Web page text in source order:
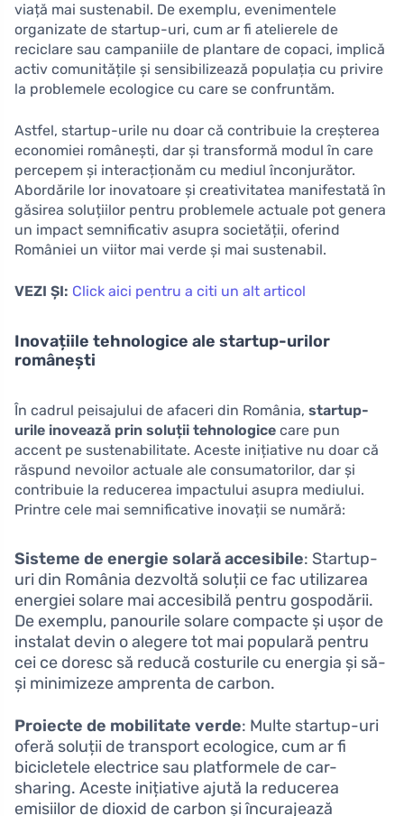
viață mai sustenabil. De exemplu, evenimentele
organizate de startup-uri, cum ar fi atelierele de
reciclare sau campaniile de plantare de copaci, implică
activ comunitățile și sensibilizează populația cu privire
la problemele ecologice cu care se confruntăm.
Astfel, startup-urile nu doar că contribuie la creșterea
economiei românești, dar și transformă modul în care
percepem și interacționăm cu mediul înconjurător.
Abordările lor inovatoare și creativitatea manifestată în
găsirea soluțiilor pentru problemele actuale pot genera
un impact semnificativ asupra societății, oferind
României un viitor mai verde și mai sustenabil.
VEZI ȘI: Click aici pentru a citi un alt articol
Inovațiile tehnologice ale startup-urilor
românești
În cadrul peisajului de afaceri din România, startup-
urile inovează prin soluții tehnologice care pun
accent pe sustenabilitate. Aceste inițiative nu doar că
răspund nevoilor actuale ale consumatorilor, dar și
contribuie la reducerea impactului asupra mediului.
Printre cele mai semnificative inovații se numără:
Sisteme de energie solară accesibile: Startup-
uri din România dezvoltă soluții ce fac utilizarea
energiei solare mai accesibilă pentru gospodării.
De exemplu, panourile solare compacte și ușor de
instalat devin o alegere tot mai populară pentru
cei ce doresc să reducă costurile cu energia și să-
și minimizeze amprenta de carbon.
Proiecte de mobilitate verde: Multe startup-uri
oferă soluții de transport ecologice, cum ar fi
bicicletele electrice sau platformele de car-
sharing. Aceste inițiative ajută la reducerea
emisiilor de dioxid de carbon și încurajează